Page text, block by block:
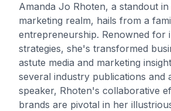
Amanda Jo Rhoten, a standout in
marketing realm, hails from a
entrepreneurship. Renowned for
strategies, she's transformed
astute media and marketing
several industry publications and
speaker, Rhoten's collaborative
brands are pivotal in her